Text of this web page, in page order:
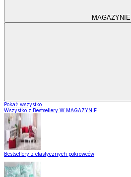
MAGAZYNIE
Pokaż wszystko
Wszystko z Bestsellery W MAGAZYNIE
Bestsellery z elastycznych pokrowców